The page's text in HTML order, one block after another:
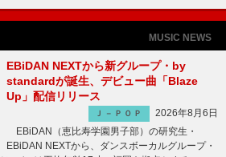
MUSIC NEWS
EBiDAN NEXTから新グループ・by
standardが誕生、デビュー曲「Blaze
Up」配信リリース
Ｊ－ＰＯＰ
2026年8月6日
EBiDAN（恵比寿学園男子部）の研究生・
EBiDAN NEXTから、ダンスボーカルグループ・